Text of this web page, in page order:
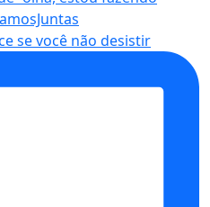
se você não desistir